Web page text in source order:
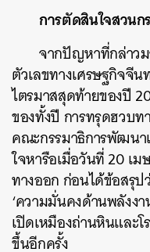
การตัดสินใจสวนก
จากปัญหาที่กล่าว
ตัวเลขทางเศรษฐกิจจีน
ไตรมาสสุดท้ายของปี
ของทั้งปี การทรุดฮวบท
คณะกรรมาธิการพัฒน
ใจหารือเมื่อวันที่ 20 เ
ทางออก ก่อนได้ข้อสรุ
‘ความมั่นคงด้านพลังง
เปิดเหมืองถ่านหินและ
ขึ้นอีกครั้ง